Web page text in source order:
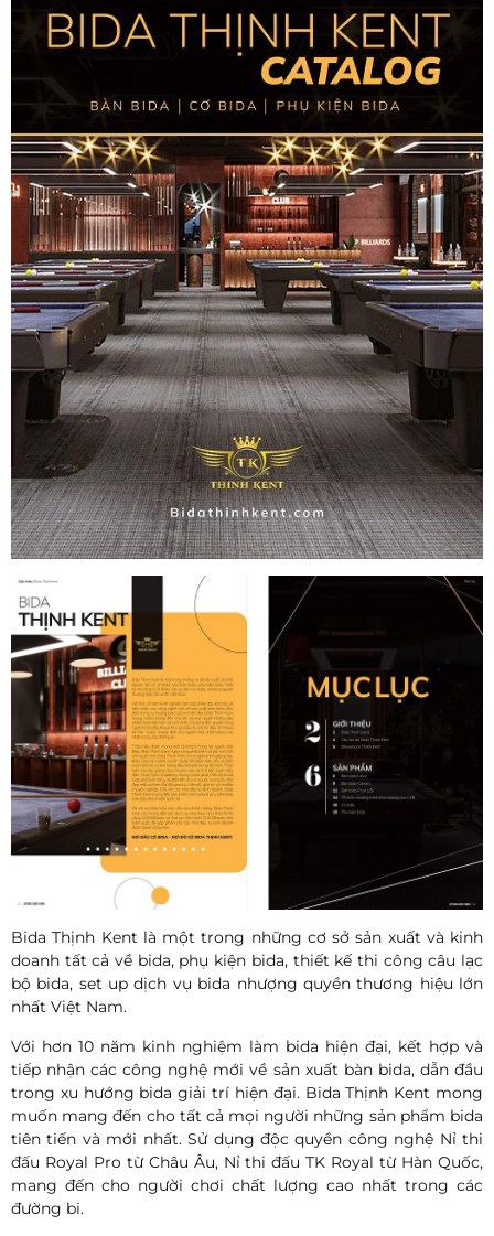
Bida Thịnh Kent là một trong những cơ sở sản xuất và kinh
doanh tất cả về bida, phụ kiện bida, thiết kế thi công câu lạc
bộ bida, set up dịch vụ bida nhượng quyền thương hiệu lớn
nhất Việt Nam.
Với hơn 10 năm kinh nghiệm làm bida hiện đại, kết hợp và
tiếp nhận các công nghệ mới về sản xuất bàn bida, dẫn đầu
trong xu hướng bida giải trí hiện đại. Bida Thịnh Kent mong
muốn mang đến cho tất cả mọi người những sản phẩm bida
tiên tiến và mới nhất. Sử dụng độc quyền công nghệ Nỉ thi
đấu Royal Pro từ Châu Âu, Nỉ thi đấu TK Royal từ Hàn Quốc,
mang đến cho người chơi chất lượng cao nhất trong các
đường bi.